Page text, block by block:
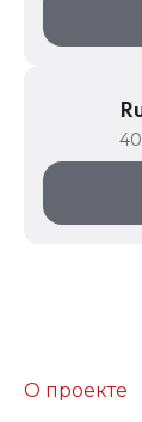
О проекте